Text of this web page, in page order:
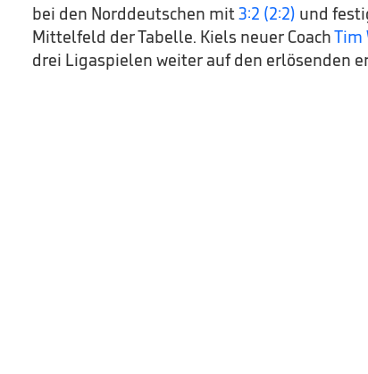
bei den Norddeutschen mit3:2 (2:2) und
Mittelfeld der Tabelle. Kiels neuer CoachTim
drei Ligaspielen weiter auf den erlösenden